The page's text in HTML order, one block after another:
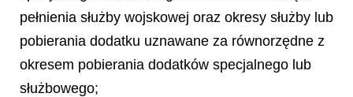
pełnienia służby wojskowej oraz okresy służby lub
pobierania dodatku uznawane za równorzędne z
okresem pobierania dodatków specjalnego lub
służbowego;